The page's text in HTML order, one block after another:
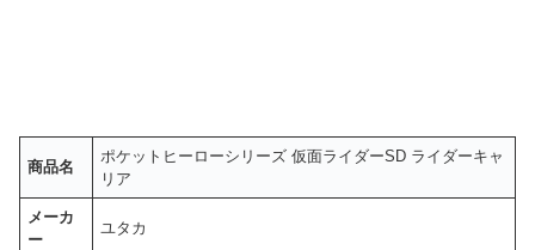
商品名
ポケットヒーローシリーズ 仮面ライダーSD ライダーキャ
リア
メーカ
ー
ユタカ